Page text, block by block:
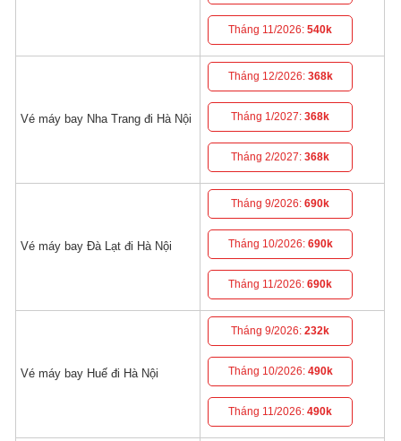
Tháng 11/2026:540k
Vé máy bay Nha Trang đi Hà Nội
Tháng 12/2026: 368k
Tháng 1/2027:368k
Tháng 2/2027:368k
Vé máy bay Đà Lạt đi Hà Nội
Tháng 9/2026:690k
Tháng 10/2026: 690k
Tháng 11/2026:690k
Vé máy bay Huế đi Hà Nội
Tháng 9/2026:232k
Tháng 10/2026: 490k
Tháng 11/2026:490k